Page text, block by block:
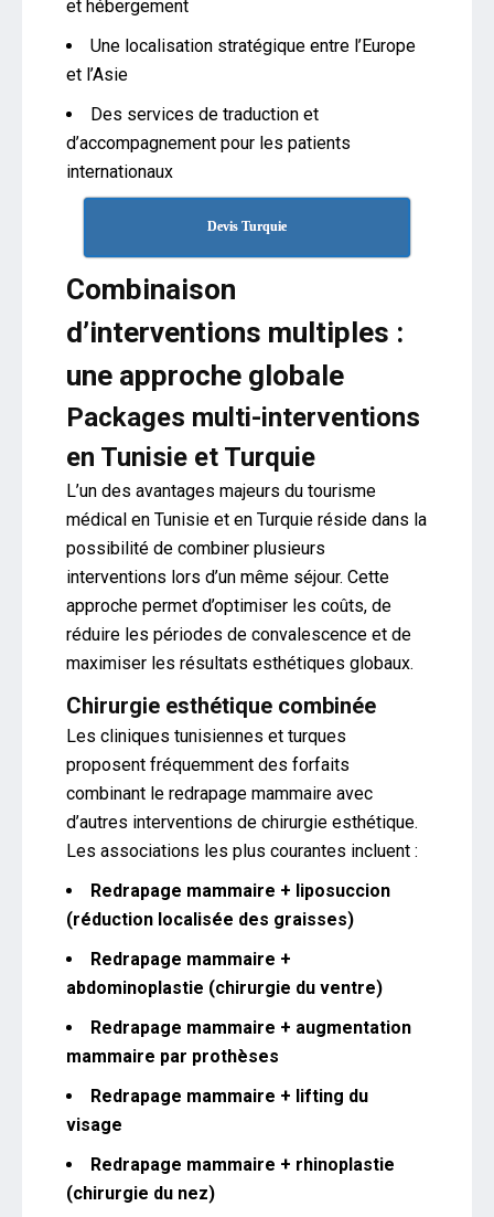
et hébergement
Une localisation stratégique entre l’Europe
et l’Asie
Des services de traduction et
d’accompagnement pour les patients
internationaux
Devis Turquie
Combinaison
d’interventions multiples :
une approche globale
Packages multi-interventions
en Tunisie et Turquie
L’un des avantages majeurs du tourisme
médical en Tunisie et en Turquie réside dans la
possibilité de combiner plusieurs
interventions lors d’un même séjour. Cette
approche permet d’optimiser les coûts, de
réduire les périodes de convalescence et de
maximiser les résultats esthétiques globaux.
Chirurgie esthétique combinée
Les cliniques tunisiennes et turques
proposent fréquemment des forfaits
combinant le redrapage mammaire avec
d’autres interventions de chirurgie esthétique.
Les associations les plus courantes incluent :
Redrapage mammaire + liposuccion
(réduction localisée des graisses)
Redrapage mammaire +
abdominoplastie (chirurgie du ventre)
Redrapage mammaire + augmentation
mammaire par prothèses
Redrapage mammaire + lifting du
visage
Redrapage mammaire + rhinoplastie
(chirurgie du nez)